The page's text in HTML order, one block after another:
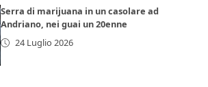
Serra di marijuana in un casolare ad
Andriano, nei guai un 20enne
24 Luglio 2026